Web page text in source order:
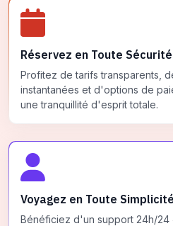
Réservez en Toute Sécurité
Profitez de tarifs transparents,
instantanées et d'options de
une tranquillité d'esprit totale.
Voyagez en Toute Simplicité
Bénéficiez d'un support 24h/